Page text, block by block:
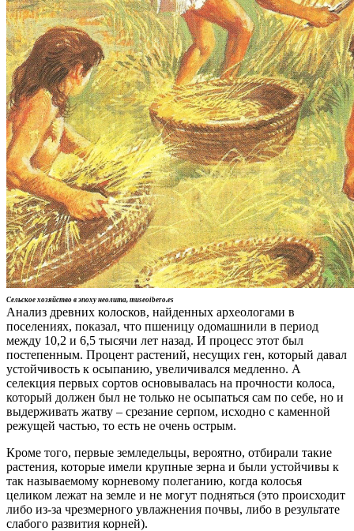
Сельское хозяйство в эпоху неолита, museoibero.es
Анализ древних колосков, найденных археологами в
поселениях, показал, что пшеницу одомашнили в период
между 10,2 и 6,5 тысячи лет назад. И процесс этот был
постепенным. Процент растений, несущих ген, который давал
устойчивость к осыпанию, увеличивался медленно. А
селекция первых сортов основывалась на прочности колоса,
который должен был не только не осыпаться сам по себе, но и
выдерживать жатву – срезание серпом, исходно с каменной
режущей частью, то есть не очень острым.
Кроме того, первые земледельцы, вероятно, отбирали такие
растения, которые имели крупные зерна и были устойчивы к
так называемому корневому полеганию, когда колосья
целиком лежат на земле и не могут подняться (это происходит
либо из-за чрезмерного увлажнения почвы, либо в результате
слабого развития корней).